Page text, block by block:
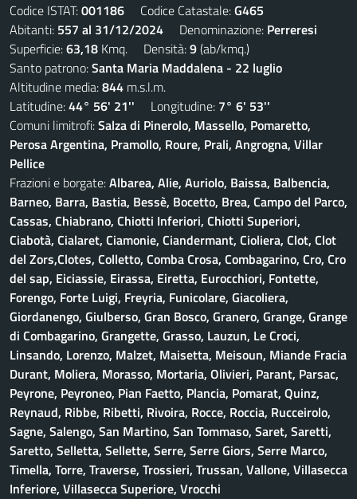
Codice ISTAT:001186 Codice Catastale:G465
Abitanti: 557 al 31/12/2024 Denominazione: Perreresi
Superficie:63,18 Kmq. Densità:9(ab/kmq.)
Santo patrono:Santa Maria Maddalena - 22 luglio
Altitudine media:844 m.s.l.m.
Latitudine:44° 56' 21'' Longitudine: 7° 6' 53''
Comuni limitrofi:Salza di Pinerolo, Massello, Pomaretto,
Perosa Argentina, Pramollo, Roure, Prali, Angrogna, Villar
Pellice
Frazioni e borgate:Albarea, Alie, Auriolo, Baissa, Balbencia,
Barneo, Barra, Bastia, Bessè, Bocetto, Brea, Campo del Parco,
Cassas, Chiabrano, Chiotti Inferiori, Chiotti Superiori,
Ciabotà, Cialaret, Ciamonie, Ciandermant, Cioliera, Clot, Clot
del Zors,Clotes, Colletto, Comba Crosa, Combagarino, Cro, Cro
del sap, Eiciassie, Eirassa, Eiretta, Eurocchiori, Fontette,
Forengo, Forte Luigi, Freyria, Funicolare, Giacoliera,
Giordanengo, Giulberso, Gran Bosco, Granero, Grange, Grange
di Combagarino, Grangette, Grasso, Lauzun, Le Croci,
Linsando, Lorenzo, Malzet, Maisetta, Meisoun, Miande Fracia
Durant, Moliera, Morasso, Mortaria, Olivieri, Parant, Parsac,
Peyrone, Peyroneo, Pian Faetto, Plancia, Pomarat, Quinz,
Reynaud, Ribbe, Ribetti, Rivoira, Rocce, Roccia, Rucceirolo,
Sagne, Salengo, San Martino, San Tommaso, Saret, Saretti,
Saretto, Selletta, Sellette, Serre, Serre Giors, Serre Marco,
Timella, Torre, Traverse, Trossieri, Trussan, Vallone, Villasecca
Inferiore, Villasecca Superiore, Vrocchi